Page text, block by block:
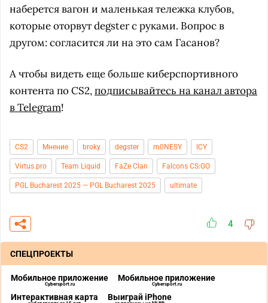
наберется вагон и маленькая тележка клубов,
которые оторвут degster с руками. Вопрос в
другом: согласится ли на это сам Гасанов?
А чтобы видеть еще больше киберспортивного
контента по CS2,подписывайтесь на канал автора
в Telegram!
CS2 Мнение broky degster m0NESY ICY
Virtus.pro Team Liquid FaZe Clan Falcons CS:GO
PGL Bucharest 2025 — PGL Bucharest 2025 ultimate
4
СПЕЦПРОЕКТЫ
Мобильное приложение
Cybersport.ru
Мобильное приложение
Cybersport.ru
Интерактивная карта Выиграй iPhone